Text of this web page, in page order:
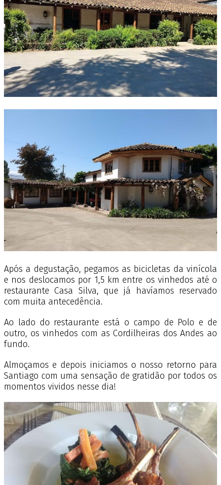
Após a degustação, pegamos as bicicletas da vinícola
e nos deslocamos por 1,5 km entre os vinhedos até o
restaurante Casa Silva, que já havíamos reservado
com muita antecedência.
Ao lado do restaurante está o campo de Polo e de
outro, os vinhedos com as Cordilheiras dos Andes ao
fundo.
Almoçamos e depois iniciamos o nosso retorno para
Santiago com uma sensação de gratidão por todos os
momentos vividos nesse dia!